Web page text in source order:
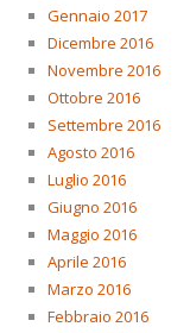
Gennaio 2017
Dicembre 2016
Novembre 2016
Ottobre 2016
Settembre 2016
Agosto 2016
Luglio 2016
Giugno 2016
Maggio 2016
Aprile 2016
Marzo 2016
Febbraio 2016